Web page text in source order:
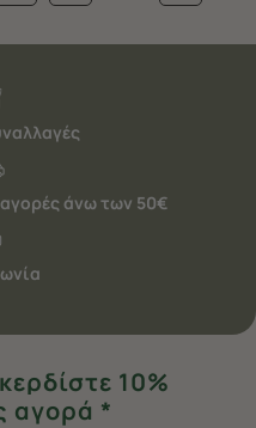
άνω των 50€
10%
αγορά *